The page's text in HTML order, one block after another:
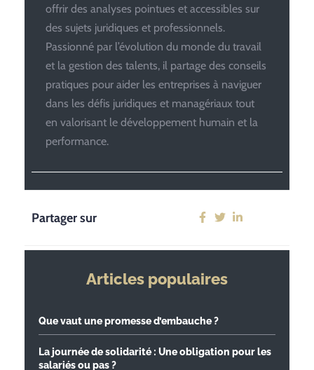
offrir des analyses pointues et accessibles sur
des sujets juridiques et professionnels.
Passionné par l’évolution du monde du travail
et la gestion des talents, il partage des conseils
pratiques pour aider les entreprises à naviguer
dans les défis juridiques et managériaux tout
en valorisant le développement humain et la
performance.
Partager sur
Articles populaires
Que vaut une promesse d’embauche ?
La journée de solidarité : Une obligation pour les
salariés ou pas ?